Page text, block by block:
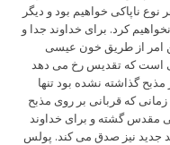
نوع ناپاکی خواهیم بود و دیگر
کرد. برای خداوند جدا و
امر از طریق خون عیسی
است که تقدیس رخ می دهد
گذاشته نشده بود تنها
که قربانی بر روی مذبح
مقدس گشته و برای خداوند
جدید نیز صدق می کند. پولس